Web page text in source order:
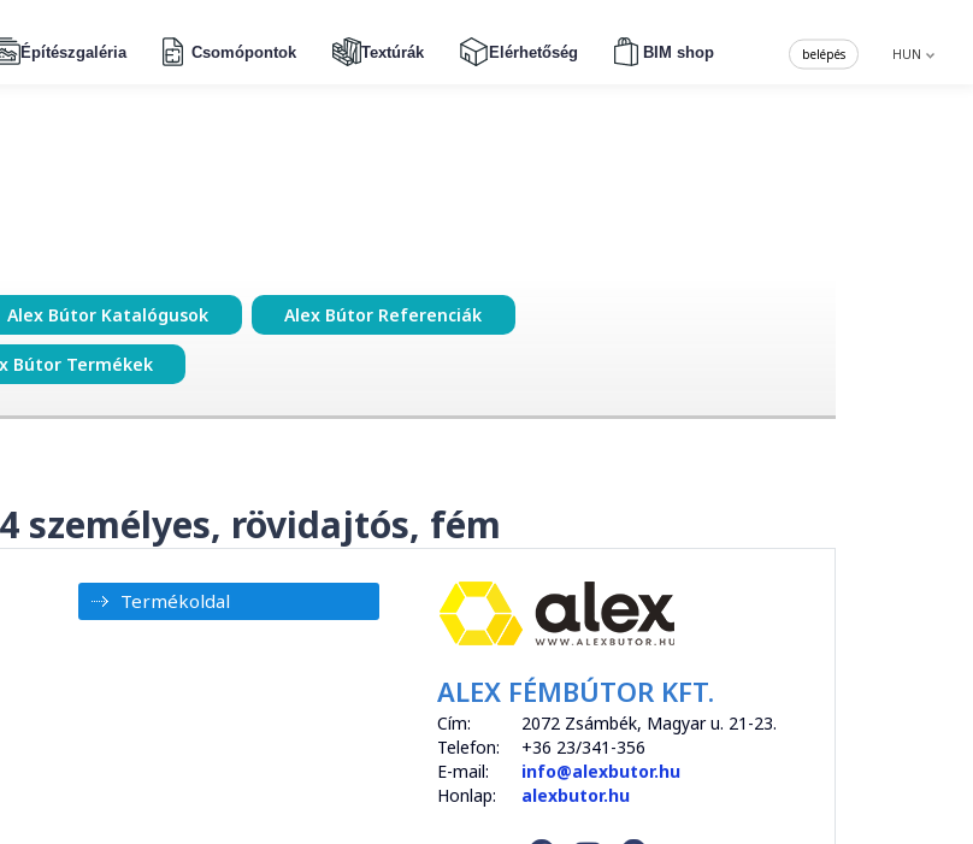
Építészgaléria Csomópontok Textúrák Elérhetőség BIM shop HUN
belépés
Alex Bútor Katalógusok Alex Bútor Referenciák
Bútor Termékek
személyes, rövidajtós, fém
Termékoldal
ALEX FÉMBÚTOR KFT.
Cím:
2072 Zsámbék, Magyar u. 21-23.
Telefon:
+36 23/341-356
E-mail:
info@alexbutor.hu
Honlap:
alexbutor.hu